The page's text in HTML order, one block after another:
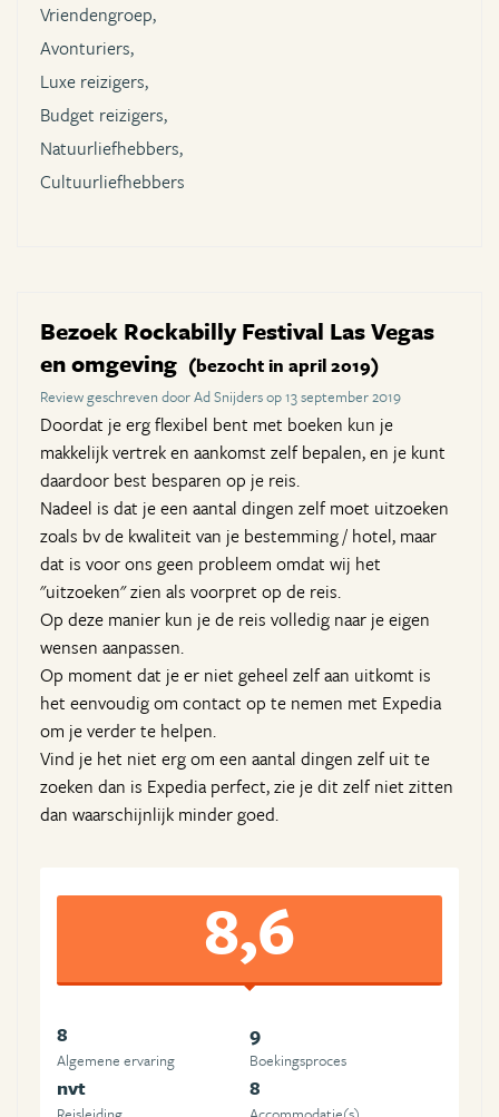
Vriendengroep,
Avonturiers,
Luxe reizigers,
Budget reizigers,
Natuurliefhebbers,
Cultuurliefhebbers
Bezoek Rockabilly Festival Las Vegas
en omgeving (bezocht in april 2019)
Review geschreven door Ad Snijders op 13 september 2019
Doordat je erg flexibel bent met boeken kun je
makkelijk vertrek en aankomst zelf bepalen, en je kunt
daardoor best besparen op je reis.
Nadeel is dat je een aantal dingen zelf moet uitzoeken
zoals bv de kwaliteit van je bestemming / hotel, maar
dat is voor ons geen probleem omdat wij het
"uitzoeken" zien als voorpret op de reis.
Op deze manier kun je de reis volledig naar je eigen
wensen aanpassen.
Op moment dat je er niet geheel zelf aan uitkomt is
het eenvoudig om contact op te nemen met Expedia
om je verder te helpen.
Vind je het niet erg om een aantal dingen zelf uit te
zoeken dan is Expedia perfect, zie je dit zelf niet zitten
dan waarschijnlijk minder goed.
8,6
8
Algemene ervaring
9
Boekingsproces
nvt 8